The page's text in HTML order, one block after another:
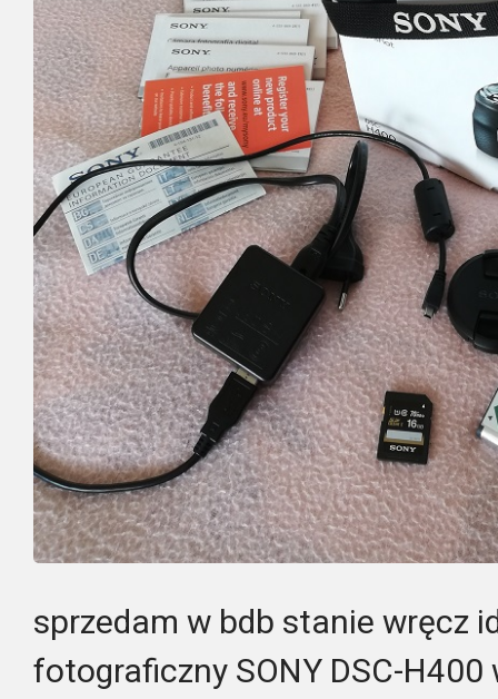
sprzedam w bdb stanie wręcz
fotograficzny SONY DSC-H400